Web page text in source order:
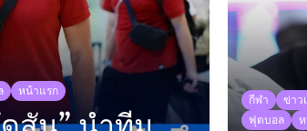
หน้าแรก
กีฬา ข่าว
ฟุตบอล